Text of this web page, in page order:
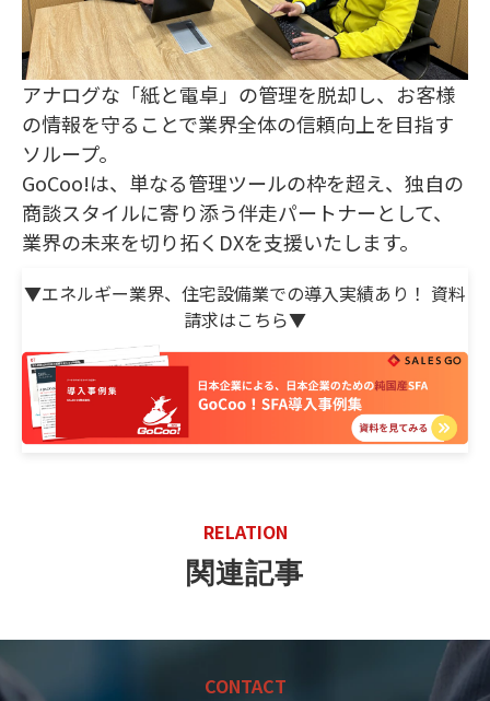
アナログな「紙と電卓」の管理を脱却し、お客様
の情報を守ることで業界全体の信頼向上を目指す
ソループ。
GoCoo!は、単なる管理ツールの枠を超え、独自の
商談スタイルに寄り添う伴走パートナーとして、
業界の未来を切り拓くDXを支援いたします。
▼エネルギー業界、住宅設備業での導入実績あり！ 資料
請求はこちら▼
RELATION
関連記事
CONTACT